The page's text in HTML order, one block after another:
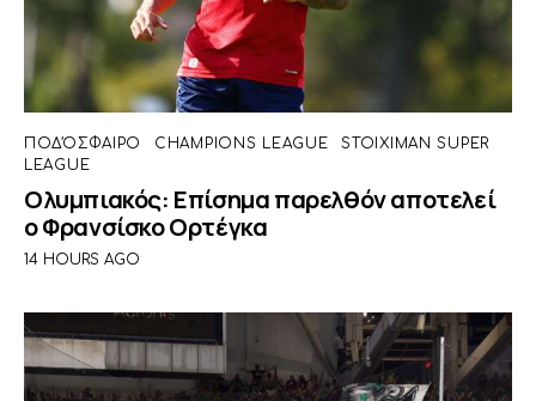
ΠΟΔΌΣΦΑΙΡΟ CHAMPIONS LEAGUE
STOIXIMAN SUPER
LEAGUE
Ολυμπιακός: Επίσημα παρελθόν αποτελεί
ο Φρανσίσκο Ορτέγκα
14 HOURS AGO